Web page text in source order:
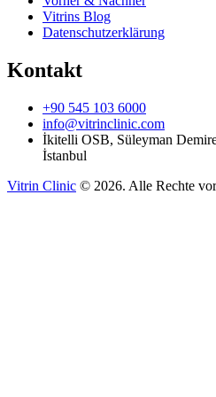
Vitrins Blog
Datenschutzerklärung
Kontakt
+90 545 103 6000
info@vitrinclinic.com
İkitelli OSB, Süleyman
İstanbul
Vitrin Clinic © 2026. Alle Rechte